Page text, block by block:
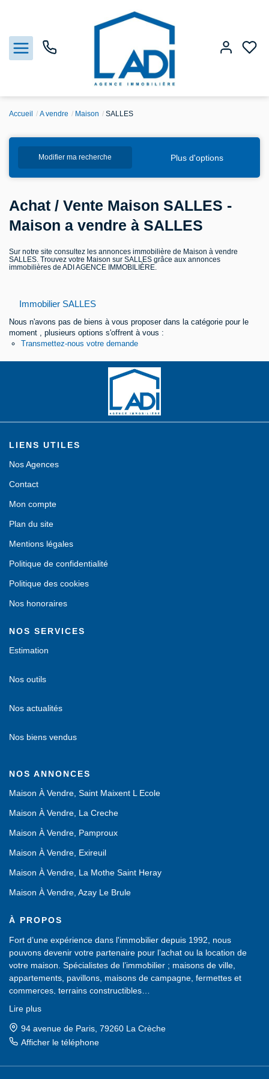
Vendre
Estimation
Agences
Gestion
Accueil A vendre Maison SALLES
Modifier ma recherche Plus d'options
Achat / Vente Maison SALLES -
Maison a vendre à SALLES
Sur notre site consultez les annonces immobilière de Maison à vendre
SALLES. Trouvez votre Maison sur SALLES grâce aux annonces
immobilières de ADI AGENCE IMMOBILIÈRE.
Immobilier SALLES
Nous n'avons pas de biens à vous proposer dans la catégorie pour le
moment , plusieurs options s'offrent à vous :
Transmettez-nous votre demande
LIENS UTILES
Nos Agences
Contact
Mon compte
Plan du site
Mentions légales
Politique de confidentialité
Politique des cookies
Nos honoraires
NOS SERVICES
Estimation
Nos outils
Nos actualités
Nos biens vendus
NOS ANNONCES
Maison À Vendre, Saint Maixent L Ecole
Maison À Vendre, La Creche
Maison À Vendre, Pamproux
Maison À Vendre, Exireuil
Maison À Vendre, La Mothe Saint Heray
Maison À Vendre, Azay Le Brule
À PROPOS
Fort d’une expérience dans l'immobilier depuis 1992, nous
pouvons devenir votre partenaire pour l’achat ou la location de
votre maison. Spécialistes de l’immobilier ; maisons de ville,
appartements, pavillons, maisons de campagne, fermettes et
commerces, terrains constructibles…
renouvelé, dans les Deux-Sèvres (79).
Une équipe de professionnels est à votre service pour vous aider
dans votre recherche d'achat ou de location et vous proposer des
Un accueil chaleureux vous sera réservé. N'hésitez pas à venir
Lire plus
94 avenue de Paris, 79260 La Crèche
Afficher le téléphone